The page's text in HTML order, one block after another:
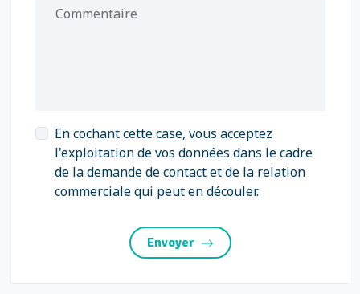
Commentaire
En cochant cette case, vous acceptez
l'exploitation de vos données dans le cadre
de la demande de contact et de la relation
commerciale qui peut en découler.
Envoyer